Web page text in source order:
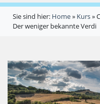
Sie sind hier: Home» Kurs»
Der weniger bekannte Verdi